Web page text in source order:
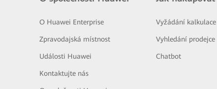
O Huawei Enterprise
Zpravodajská místnost
Události Huawei
Kontaktujte nás
Vyžádání kalkulace
Vyhledání prodejce
Chatbot